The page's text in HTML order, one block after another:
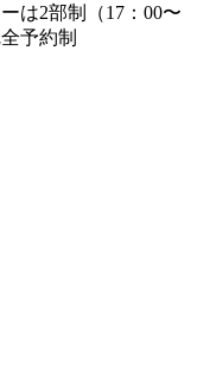
は2部制（17：00〜
予約制